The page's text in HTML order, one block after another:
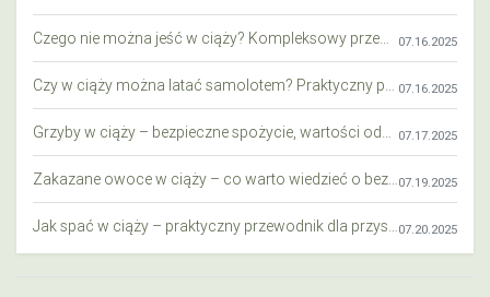
07.16.2025
07.16.2025
07.17.2025
07.19.2025
07.20.2025